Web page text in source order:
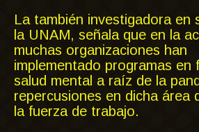
La también investigadora en
la UNAM, señala que en la
muchas organizaciones han
implementado programas en
salud mental a raíz de la
repercusiones en dicha área
la fuerza de trabajo.